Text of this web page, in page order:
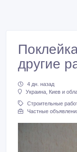
другие
4 дн. назад
Украина, Киев и
Строительные
Частные